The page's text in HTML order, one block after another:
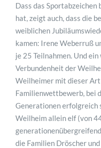
Dass das
hat, zeigt auch, dass die
weiblichen
kamen: Irene Weberruß
je 25 Teilnahmen. Und
Verbundenheit der
Weilheimer mit dieser
Familienwettbewerb, bei
Generationen erfolgreich
Weilheim allein elf (von
die Familien Dröscher